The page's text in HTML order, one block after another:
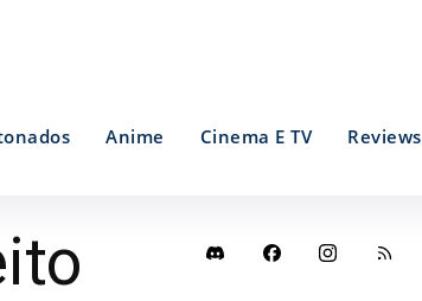
Anime Cinema E TV Reviews